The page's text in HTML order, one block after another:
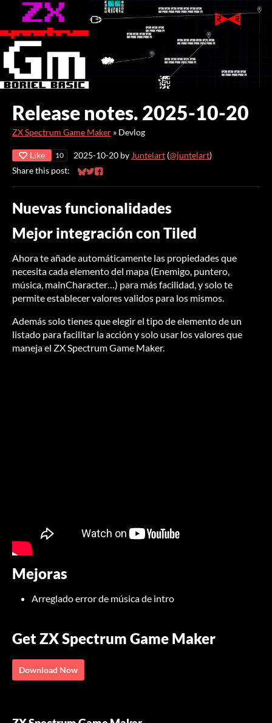
Release notes. 2025-10-20
ZX Spectrum Game Maker » Devlog
Like 10 2025-10-20 by Juntelart (@juntelart)
Share this post:
Share on Bluesky
Share on Twitter
Share on Facebook
Nuevas funcionalidades
Mejor integración con Tiled
Ahora te añade automáticamente las propiedades que
necesita cada elemento del mapa (Enemigo, puntero,
música, mainCharacter…) para más facilidad, y solo te
permite establecer valores validos para los mismos.
Además solo tienes que elegir el tipo de elemento de un
listado para facilitar la acción y solo usar los valores que
maneja el ZX Spectrum Game Maker.
Mejoras
Arreglado error de música de intro
Get ZX Spectrum Game Maker
Download Now